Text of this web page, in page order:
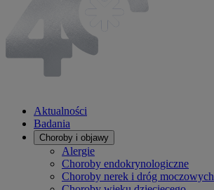
Aktualności
Badania
Choroby i objawy
Alergie
Choroby endokrynologiczne
Choroby nerek i dróg moczowych